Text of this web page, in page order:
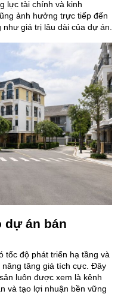
lực tài chính và kinh
ảnh hưởng trực tiếp đến
giá trị lâu dài của dự án.
dự án bán
tốc độ phát triển hạ tầng và
tăng giá tích cực. Đây
luôn được xem là kênh
và tạo lợi nhuận bền vững